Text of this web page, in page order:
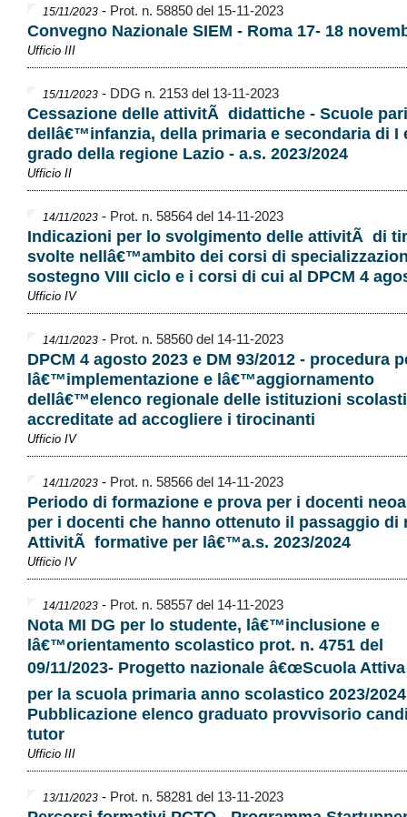
15/11/2023 - Prot. n. 58850 del 15-11-2023
Convegno Nazionale SIEM - Roma 17- 18
Ufficio III
15/11/2023 - DDG n. 2153 del 13-11-2023
Cessazione delle attivitÃ didattiche - Scuole
dellâ€™infanzia, della primaria e secondaria di I
grado della regione Lazio - a.s. 2023/2024
Ufficio II
14/11/2023 - Prot. n. 58564 del 14-11-2023
Indicazioni per lo svolgimento delle attivitÃ di
svolte nellâ€™ambito dei corsi di
sostegno VIII ciclo e i corsi di cui al DPCM 4
Ufficio IV
14/11/2023 - Prot. n. 58560 del 14-11-2023
DPCM 4 agosto 2023 e DM 93/2012 - procedura
lâ€™implementazione e lâ€™aggiornamento
dellâ€™elenco regionale delle istituzioni
accreditate ad accogliere i tirocinanti
Ufficio IV
14/11/2023 - Prot. n. 58566 del 14-11-2023
Periodo di formazione e prova per i docenti
per i docenti che hanno ottenuto il passaggio di
AttivitÃ formative per lâ€™a.s. 2023/2024
Ufficio IV
14/11/2023 - Prot. n. 58557 del 14-11-2023
Nota MI DG per lo studente, lâ€™inclusione e
lâ€™orientamento scolastico prot. n. 4751 del
09/11/2023- Progetto nazionale â€œScuola Attiva
per la scuola primaria anno scolastico 2023/
Pubblicazione elenco graduato provvisorio
tutor
Ufficio III
13/11/2023 - Prot. n. 58281 del 13-11-2023